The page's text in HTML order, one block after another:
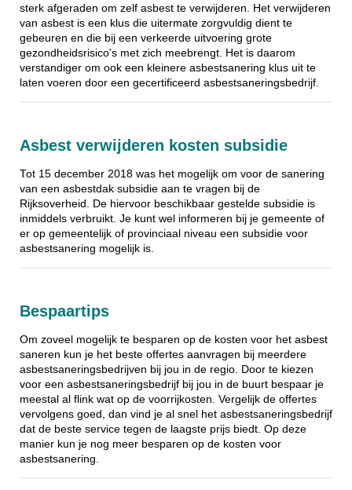
sterk afgeraden om zelf asbest te verwijderen. Het verwijderen
van asbest is een klus die uitermate zorgvuldig dient te
gebeuren en die bij een verkeerde uitvoering grote
gezondheidsrisico's met zich meebrengt. Het is daarom
verstandiger om ook een kleinere asbestsanering klus uit te
laten voeren door een gecertificeerd asbestsaneringsbedrijf.
Asbest verwijderen kosten subsidie
Tot 15 december 2018 was het mogelijk om voor de sanering
van een asbestdak subsidie aan te vragen bij de
Rijksoverheid. De hiervoor beschikbaar gestelde subsidie is
inmiddels verbruikt. Je kunt wel informeren bij je gemeente of
er op gemeentelijk of provinciaal niveau een subsidie voor
asbestsanering mogelijk is.
Bespaartips
Om zoveel mogelijk te besparen op de kosten voor het asbest
saneren kun je het beste offertes aanvragen bij meerdere
asbestsaneringsbedrijven bij jou in de regio. Door te kiezen
voor een asbestsaneringsbedrijf bij jou in de buurt bespaar je
meestal al flink wat op de voorrijkosten. Vergelijk de offertes
vervolgens goed, dan vind je al snel het asbestsaneringsbedrijf
dat de beste service tegen de laagste prijs biedt. Op deze
manier kun je nog meer besparen op de kosten voor
asbestsanering.